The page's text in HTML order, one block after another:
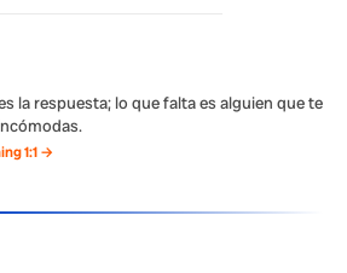
la respuesta; lo que falta es alguien que te
1:1 →